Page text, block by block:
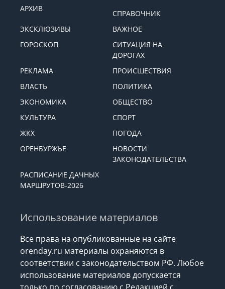
АРХИВ
СПРАВОЧНИК
ЭКСКЛЮЗИВЫ
ВАЖНОЕ
ГОРОСКОП
СИТУАЦИЯ НА
ДОРОГАХ
РЕКЛАМА
ПРОИСШЕСТВИЯ
ВЛАСТЬ
ПОЛИТИКА
ЭКОНОМИКА
ОБЩЕСТВО
КУЛЬТУРА
СПОРТ
ЖКХ
ПОГОДА
ОРЕНБУРЖЬЕ
НОВОСТИ
ЗАКОНОДАТЕЛЬСТВА
РАСПИСАНИЕ ДАЧНЫХ
МАРШРУТОВ-2026
Использование материалов
Все права на опубликованные на сайте
orenday.ru материалы охраняются в
соответствии с законодательством РФ. Любое
использование материалов допускается